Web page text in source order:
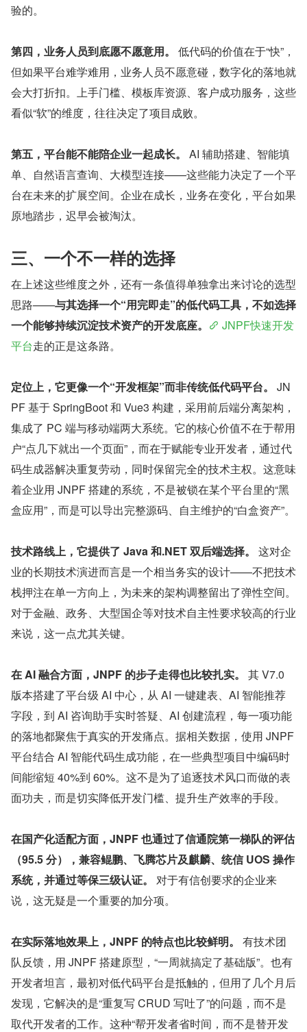
验的。
第四，业务人员到底愿不愿意用。
低代码的价值在于“快”，
但如果平台难学难用，业务人员不愿意碰，数字化的落地就
会大打折扣。上手门槛、模板库资源、客户成功服务，这些
看似“软”的维度，往往决定了项目成败。
第五，平台能不能陪企业一起成长。
AI 辅助搭建、智能填
单、自然语言查询、大模型连接——这些能力决定了一个平
台在未来的扩展空间。企业在成长，业务在变化，平台如果
原地踏步，迟早会被淘汰。
三、一个不一样的选择
在上述这些维度之外，还有一条值得单独拿出来讨论的选型
思路——与其选择一个“用完即走”的低代码工具，不如选择
一个能够持续沉淀技术资产的开发底座。
JNPF快速开发
平台走的正是这条路。
定位上，它更像一个“开发框架”而非传统低代码平台。
JN
PF 基于 SpringBoot 和 Vue3 构建，采用前后端分离架构，
集成了 PC 端与移动端两大系统。它的核心价值不在于帮用
户“点几下就出一个页面”，而在于赋能专业开发者，通过代
码生成器解决重复劳动，同时保留完全的技术主权。这意味
着企业用 JNPF 搭建的系统，不是被锁在某个平台里的“黑
盒应用”，而是可以导出完整源码、自主维护的“白盒资产”。
技术路线上，它提供了 Java 和.NET 双后端选择。
这对企
业的长期技术演进而言是一个相当务实的设计——不把技术
栈押注在单一方向上，为未来的架构调整留出了弹性空间。
对于金融、政务、大型国企等对技术自主性要求较高的行业
来说，这一点尤其关键。
在 AI 融合方面，JNPF 的步子走得也比较扎实。
其 V7.0
版本搭建了平台级 AI 中心，从 AI 一键建表、AI 智能推荐
字段，到 AI 咨询助手实时答疑、AI 创建流程，每一项功能
的落地都聚焦于真实的开发痛点。据相关数据，使用 JNPF
平台结合 AI 智能代码生成功能，在一些典型项目中编码时
间能缩短 40%到 60%。这不是为了追逐技术风口而做的表
面功夫，而是切实降低开发门槛、提升生产效率的手段。
在国产化适配方面，JNPF 也通过了信通院第一梯队的评估
（95.5 分），兼容鲲鹏、飞腾芯片及麒麟、统信 UOS 操作
系统，并通过等保三级认证。
对于有信创要求的企业来
说，这无疑是一个重要的加分项。
在实际落地效果上，JNPF 的特点也比较鲜明。
有技术团
队反馈，用 JNPF 搭建原型，“一周就搞定了基础版”。也有
开发者坦言，最初对低代码平台是抵触的，但用了几个月后
发现，它解决的是“重复写 CRUD 写吐了”的问题，而不是
取代开发者的工作。这种“帮开发者省时间，而不是替开发